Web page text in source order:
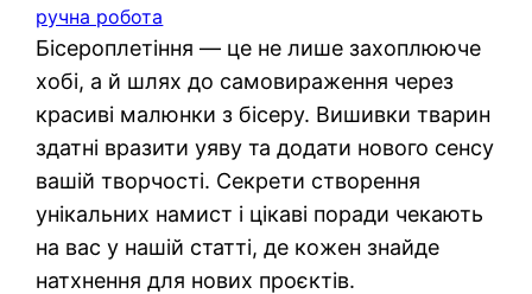
ручна робота
Бісероплетіння — це не лише захоплююче
хобі, а й шлях до самовираження через
красиві малюнки з бісеру. Вишивки тварин
здатні вразити уяву та додати нового сенсу
вашій творчості. Секрети створення
унікальних намист і цікаві поради чекають
на вас у нашій статті, де кожен знайде
натхнення для нових проєктів.